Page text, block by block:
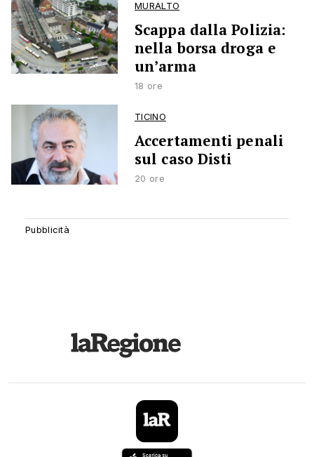
MURALTO
Scappa dalla Polizia:
nella borsa droga e
un’arma
18 ore
TICINO
Accertamenti penali
sul caso Disti
20 ore